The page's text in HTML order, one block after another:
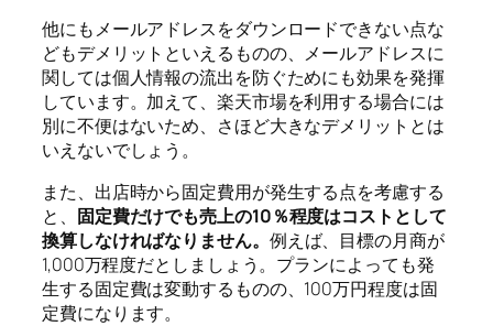
他にもメールアドレスをダウンロードできない点な
どもデメリットといえるものの、メールアドレスに
関しては個人情報の流出を防ぐためにも効果を発揮
しています。加えて、楽天市場を利用する場合には
別に不便はないため、さほど大きなデメリットとは
いえないでしょう。
また、出店時から固定費用が発生する点を考慮する
と、 固定費だけでも売上の10％程度はコストとして
換算しなければなりません。 例えば、目標の月商が
1,000万程度だとしましょう。プランによっても発
生する固定費は変動するものの、100万円程度は固
定費になります。